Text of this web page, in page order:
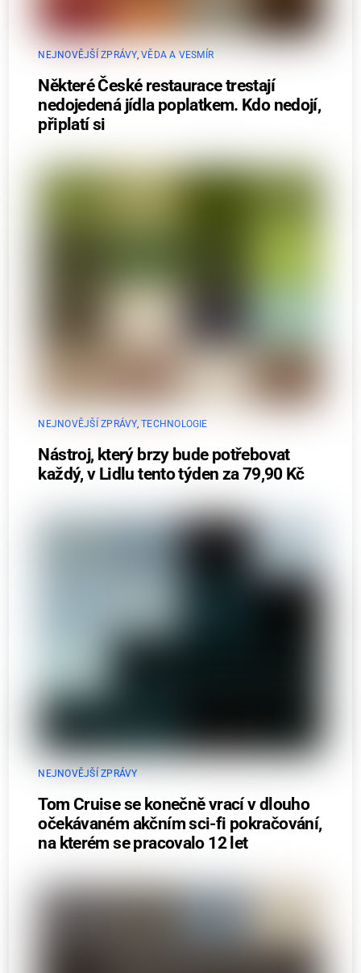
NEJNOVĚJŠÍ ZPRÁVY,VĚDA A VESMÍR
Některé České restaurace trestají
nedojedená jídla poplatkem. Kdo nedojí,
připlatí si
NEJNOVĚJŠÍ ZPRÁVY,TECHNOLOGIE
Nástroj, který brzy bude potřebovat
každý, v Lidlu tento týden za 79,90 Kč
NEJNOVĚJŠÍ ZPRÁVY
Tom Cruise se konečně vrací v dlouho
očekávaném akčním sci-fi pokračování,
na kterém se pracovalo 12 let